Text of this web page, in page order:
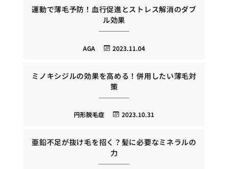
運動で薄毛予防！血行促進とストレス解消のダブ
ル効果
2023.11.04
AGA
ミノキシジルの効果を高める！併用したい薄毛対
策
2023.10.31
円形脱毛症
亜鉛不足が抜け毛を招く？髪に必要なミネラルの
力